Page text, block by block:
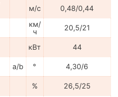
м/с
0,48/0,44
км/
ч
20,5/21
кВт
44
a/b °
4,30/6
%
26,5/25